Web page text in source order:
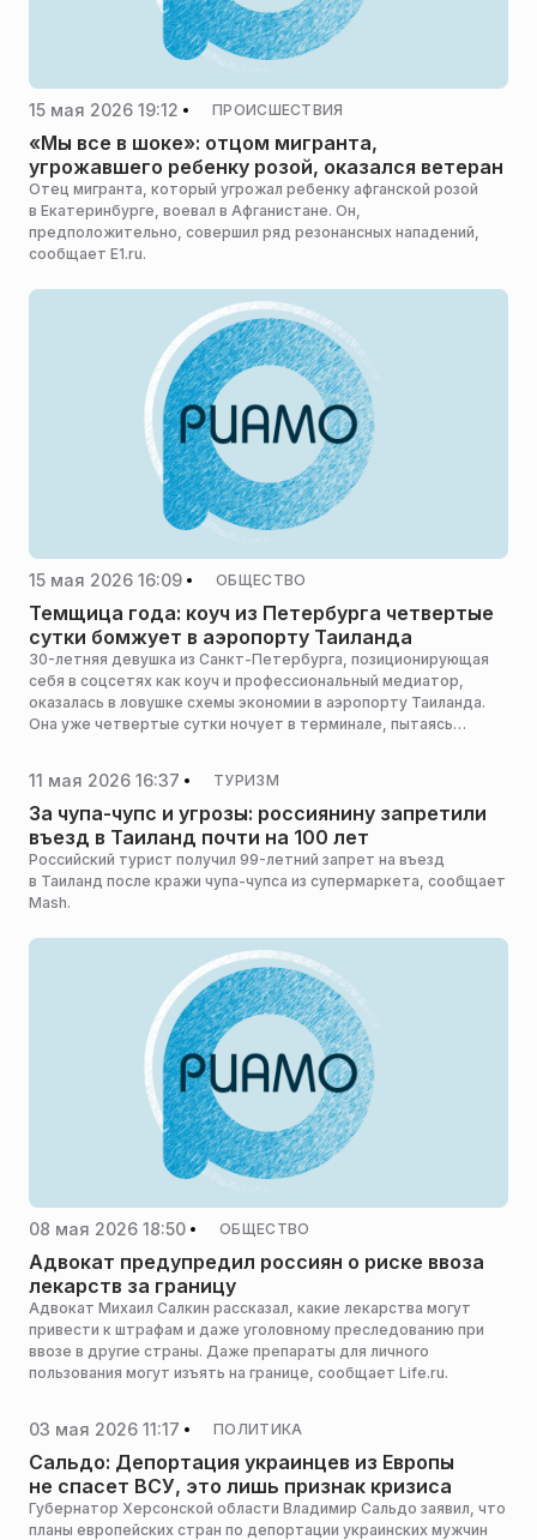
15 мая 2026 19:12 ПРОИСШЕСТВИЯ
«Мы все в шоке»: отцом мигранта,
угрожавшего ребенку розой, оказался ветеран
Отец мигранта, который угрожал ребенку афганской розой
в Екатеринбурге, воевал в Афганистане. Он,
предположительно, совершил ряд резонансных нападений,
сообщает E1.ru.
15 мая 2026 16:09 ОБЩЕСТВО
Темщица года: коуч из Петербурга четвертые
сутки бомжует в аэропорту Таиланда
30-летняя девушка из Санкт-Петербурга, позиционирующая
себя в соцсетях как коуч и профессиональный медиатор,
оказалась в ловушке схемы экономии в аэропорту Таиланда.
Она уже четвертые сутки ночует в терминале, пытаясь
11 мая 2026 16:37 ТУРИЗМ
За чупа-чупс и угрозы: россиянину запретили
въезд в Таиланд почти на 100 лет
Российский турист получил 99-летний запрет на въезд
в Таиланд после кражи чупа-чупса из супермаркета, сообщает
Mash.
08 мая 2026 18:50 ОБЩЕСТВО
Адвокат предупредил россиян о риске ввоза
лекарств за границу
Адвокат Михаил Салкин рассказал, какие лекарства могут
привести к штрафам и даже уголовному преследованию при
ввозе в другие страны. Даже препараты для личного
пользования могут изъять на границе, сообщает Life.ru.
03 мая 2026 11:17 ПОЛИТИКА
Сальдо: Депортация украинцев из Европы
не спасет ВСУ, это лишь признак кризиса
Губернатор Херсонской области Владимир Сальдо заявил, что
планы европейских стран по депортации украинских мужчин